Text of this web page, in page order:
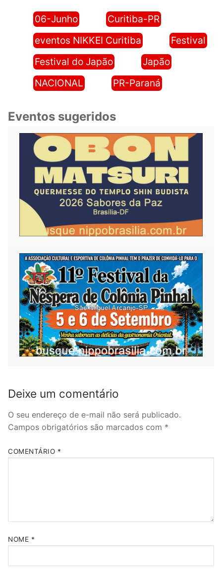
06-Junho
Curitiba-PR
eventos NIKKEI Curitiba
Festival
Festival do Japão
Japão
NACIONAL
PR-Paraná
Eventos sugeridos
Deixe um comentário
O seu endereço de e-mail não será publicado.
Campos obrigatórios são marcados com *
COMENTÁRIO *
NOME *